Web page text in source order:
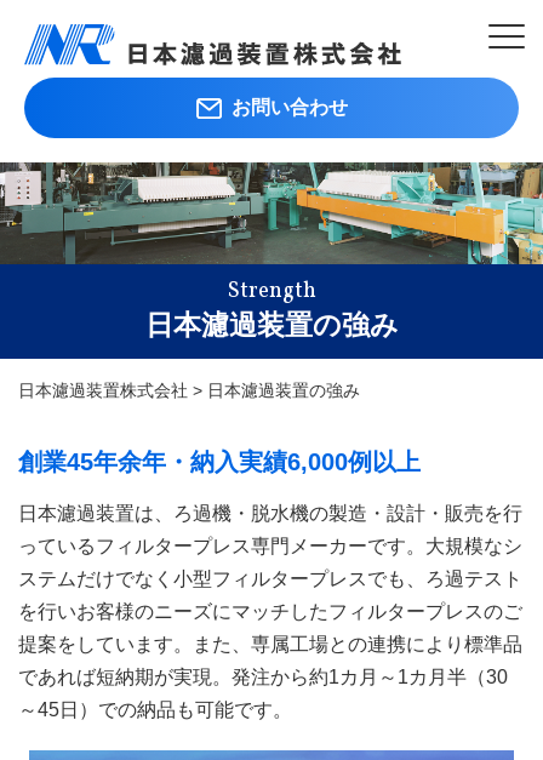
お問い合わせ
Strength
日本濾過装置の強み
日本濾過装置株式会社 > 日本濾過装置の強み
創業45年余年・納入実績6,000例以上
日本濾過装置は、ろ過機・脱水機の製造・設計・販売を行
っているフィルタープレス専門メーカーです。大規模なシ
ステムだけでなく小型フィルタープレスでも、ろ過テスト
を行いお客様のニーズにマッチしたフィルタープレスのご
提案をしています。また、専属工場との連携により標準品
であれば短納期が実現。発注から約1カ月～1カ月半（30
～45日）での納品も可能です。